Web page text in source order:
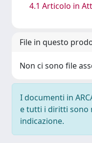
4.1 Articolo in
File in questo
Non ci sono file
I documenti in
e tutti i diritti sono
indicazione.